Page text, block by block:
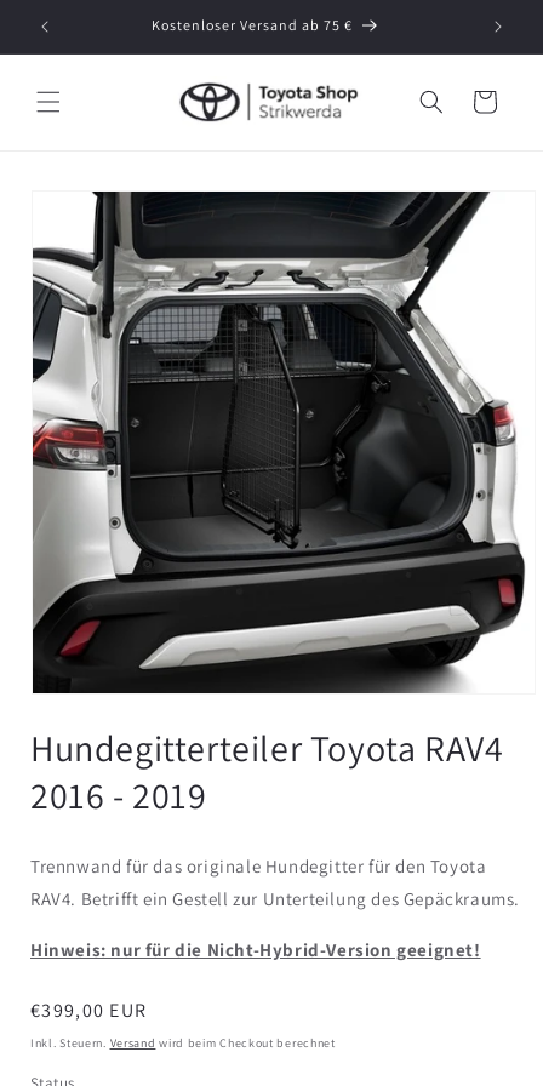
zum
Kostenloser Versand ab 75 €
Warenkorb
Hundegitterteiler Toyota RAV4
2016 - 2019
Trennwand für das originale Hundegitter für den Toyota
RAV4. Betrifft ein Gestell zur Unterteilung des Gepäckraums.
Hinweis: nur für die Nicht-Hybrid-Version geeignet!
Normaler
Preis
€399,00 EUR
Inkl. Steuern. Versand wird beim Checkout berechnet